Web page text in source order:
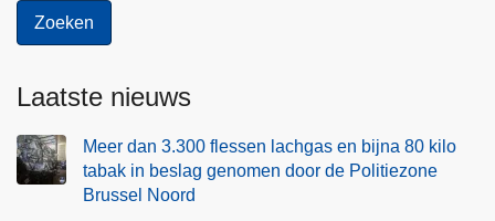
Laatste nieuws
Meer dan 3.300 flessen lachgas en bijna 80 kilo
tabak in beslag genomen door de Politiezone
Brussel Noord